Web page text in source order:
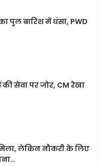
पुल बारिश में धंसा, PWD
की सेवा पर जोर, CM रेखा
लेकिन नौकरी के लिए